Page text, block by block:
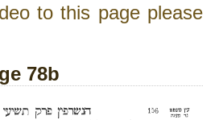
to this page please
78b